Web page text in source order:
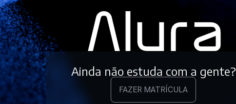
Ainda não estuda com a gente?
FAZER MATRÍCULA